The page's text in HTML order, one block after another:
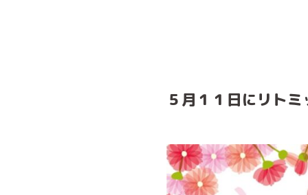
５月１１日にリト